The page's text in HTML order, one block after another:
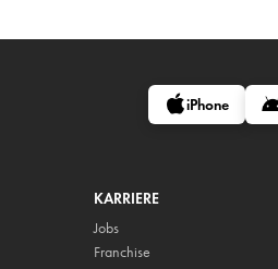
iPhone
KARRIERE
Jobs
Franchise